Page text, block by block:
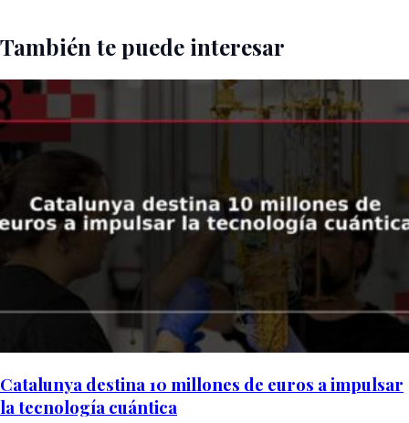
También te puede interesar
Catalunya destina 10 millones de euros a impulsar
la tecnología cuántica